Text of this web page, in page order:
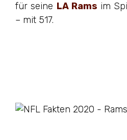
für seine LA Rams im
– mit 517.